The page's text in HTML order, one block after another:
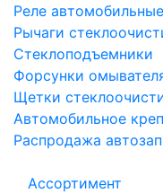
Реле автомобильные
Рычаги
Стеклоподъемники
Форсунки
Щетки
Автомобильное
Распродажа
Ассортимент